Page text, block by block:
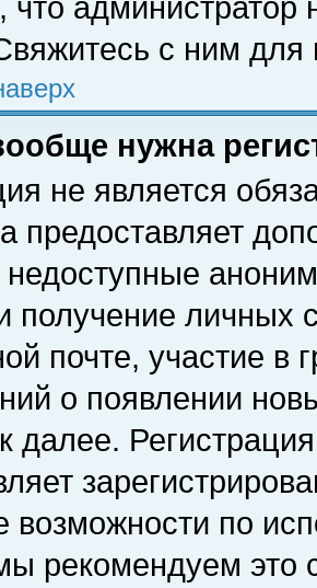
что
с ним для
нужна
не является
предоставляет
недоступные
получение личных
почте, участие в
о появлении
далее.
возможности по
рекомендуем это